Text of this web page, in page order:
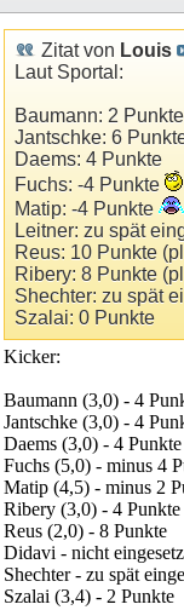
Zitat von Louis
Laut Sportal:
Baumann: 2 Punkte
Jantschke: 6
Daems: 4 Punkte
Fuchs: -4 Punkte
Matip: -4 Punkte
Leitner: zu spät
Reus: 10 Punkte
Ribery: 8 Punkte
Shechter: zu spät
Szalai: 0 Punkte
Kicker:
Baumann (3,0) - 4
Jantschke (3,0) - 4
Daems (3,0) - 4 Punkte
Fuchs (5,0) - minus 4
Matip (4,5) - minus 2
Ribery (3,0) - 4 Punkte
Reus (2,0) - 8 Punkte
Didavi - nicht
Shechter - zu spät
Szalai (3,4) - 2 Punkte